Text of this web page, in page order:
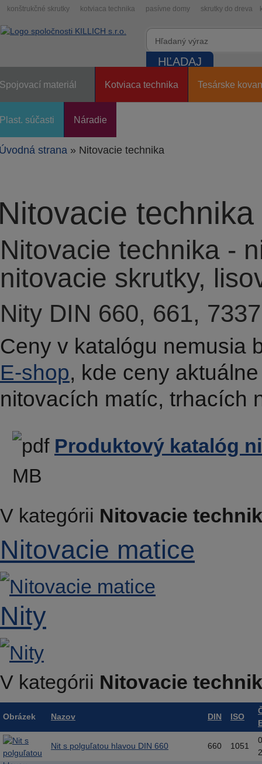
Spojovací materiál Kotviaca technika Tesárske
Plast. súčasti Náradie
konštrukčné skrutky kotviaca technika pasívne domy skrutky do dreva
strana » Nitovacie technika
technika
Nitovacie technika -
nitovacie skrutky,
Nity DIN 660, 661,
Ceny v katalógu nemusia
E-shop, kde ceny
nitovacích matíc, trhacích
Produktový katalóg
MB
V kategórii Nitovacie
Nitovacie matice
Nity
V kategórii Nitovacie
Obrázek Nazov DIN ISO
Nit s polguľatou hlavou DIN 660 660 1051